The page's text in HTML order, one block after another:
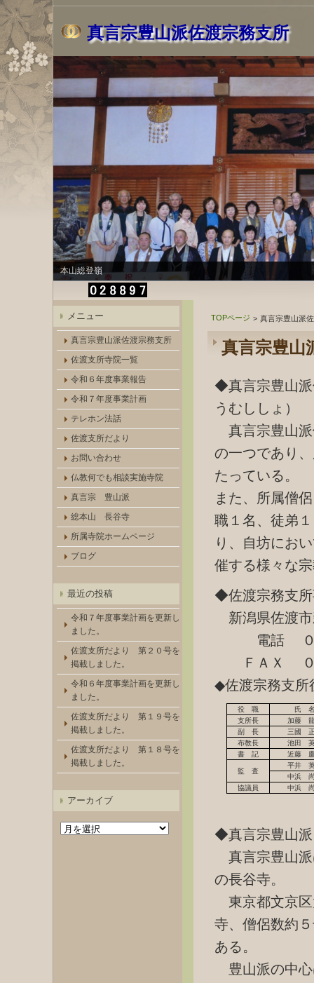
真言宗豊山派佐渡宗務支所
風景2
TOPページ > 真言宗豊山派
真言宗豊山
◆真言宗豊山派
うむししょ）
真言宗豊山派
の一つであり
たっている。
また、所属僧
職１名、徒弟
り、自坊にお
催する様々な
◆佐渡宗務支
新潟県佐渡
電話 ０２
ＦＡＸ ０２
◆佐渡宗務支所
役 職
氏
支所長
加藤
副 長
三國
布教長
池田
書 記
近藤
監 査
平井
中浜
協議員
中浜
◆真言宗豊山派
真言宗豊山派
の長谷寺。
東京都文京区
寺、僧侶数約
ある。
豊山派の中心
メニュー
真言宗豊山派佐渡宗務支所
佐渡支所寺院一覧
令和６年度事業報告
令和７年度事業計画
テレホン法話
佐渡支所だより
お問い合わせ
仏教何でも相談実施寺院
真言宗 豊山派
総本山 長谷寺
所属寺院ホームページ
ブログ
最近の投稿
令和７年度事業計画を更新し
ました。
佐渡支所だより 第２０号を
掲載しました。
令和６年度事業計画を更新し
ました。
佐渡支所だより 第１９号を
掲載しました。
佐渡支所だより 第１８号を
掲載しました。
アーカイブ
ア
ー